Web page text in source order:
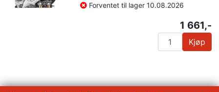
Forventet til lager 10.08.2026
1 661,-
Kjøp